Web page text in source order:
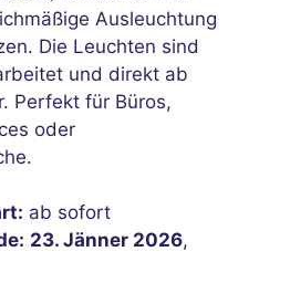
Ausleuchtung
Die Leuchten sind
und direkt ab
Perfekt für Büros,
oder
ab sofort
23. Jänner 2026,